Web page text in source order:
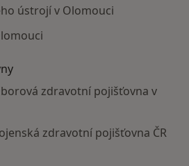
ústrojí v Olomouci
zdravotní pojišťovna v
zdravotní pojišťovna ČR